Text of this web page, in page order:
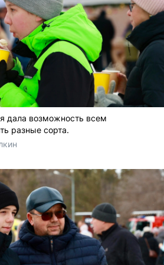
дала возможность всем
разные сорта.